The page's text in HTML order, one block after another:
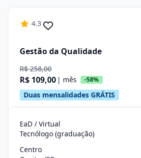
4.3
Gestão da Qualidade
R$ 258,00
R$ 109,00 | mês -58%
Duas mensalidades GRÁTIS
EaD / Virtual
Tecnólogo (graduação)
Centro